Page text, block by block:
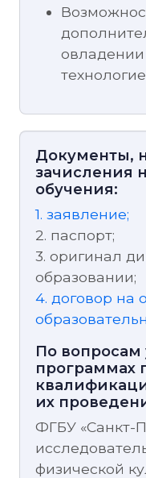
Документы,
зачисления
обучения:
1. заявление;
2. паспорт;
3. оригинал
образовании;
4. договор на
По вопросам
программах
их
ФГБУ «Санкт-
физической